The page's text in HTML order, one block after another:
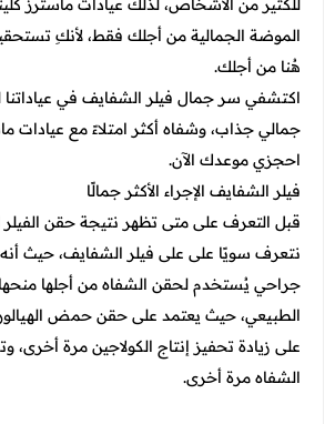
عروض قسم الطوارئ
عروض المختبر
عروض الاشعة
عروض الباطنة
عروض العظام
عروض الانف والاذن والحنجرة
عروض العلاج الطبيعي
للكثير من الأشخاص، لذلك عيادات ماسترز
الموضة الجمالية من أجلك فقط، لأنكِ
هُنا من أجلك.
اكتشفي سر جمال فيلر الشفايف في عياداتنا
جمالي جذاب، وشفاه أكثر امتلاءً مع عيادات
احجزي موعدك الآن.
فيلر الشفايف الإجراء الأكثر جمالًا
قبل التعرف علىمتى تظهر نتيجة حقن الفيلر
نتعرف سويًا على على فيلر الشفايف، حيث أنه
جراحي يُستخدم لحقن الشفاه من أجلها منحها
الطبيعي، حيث يعتمد على حقن حمض
على زيادة تحفيز إنتاج الكولاجين مرة أخرى،
الشفاه مرة أخرى.